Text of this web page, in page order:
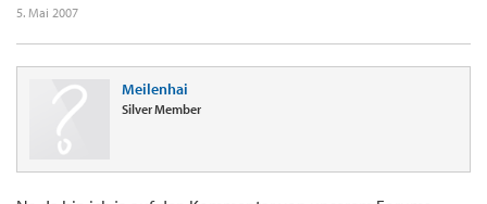
5. Mai 2007
Meilenhai
Silver Member